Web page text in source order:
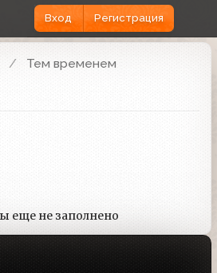
Вход Регистрация
Тем временем
еще не заполнено